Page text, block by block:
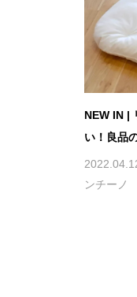
NEW IN |
い！良品
ンチーノ